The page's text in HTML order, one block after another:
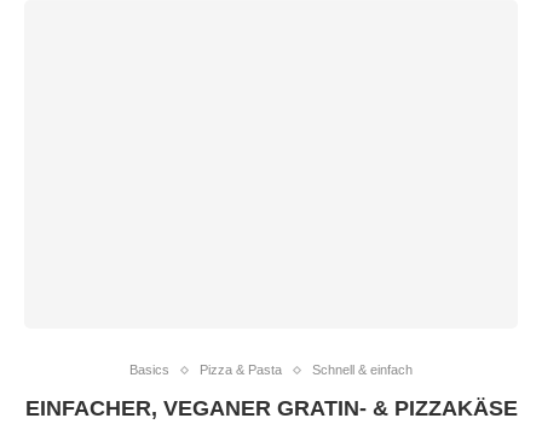
Basics Pizza & Pasta Schnell & einfach
EINFACHER, VEGANER GRATIN- & PIZZAKÄSE